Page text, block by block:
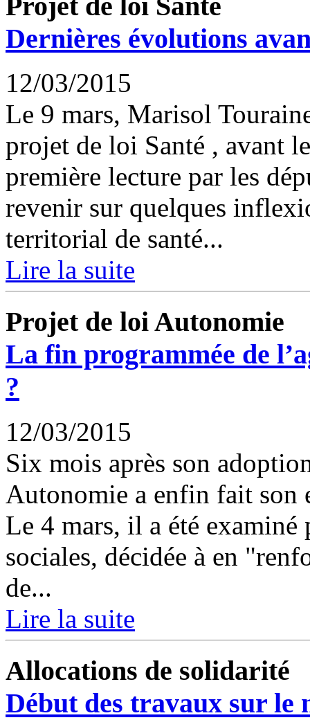
Dernières évolutions
12/03/2015
Le 9 mars, Marisol
projet de loi Santé , avant
première lecture par les
revenir sur quelques
territorial de santé...
Lire la suite
Projet de loi Autonomie
La fin programmée de
?
12/03/2015
Six mois après son
Autonomie a enfin fait son
Le 4 mars, il a été
sociales, décidée à en
de...
Lire la suite
Allocations de solidarité
Début des travaux sur